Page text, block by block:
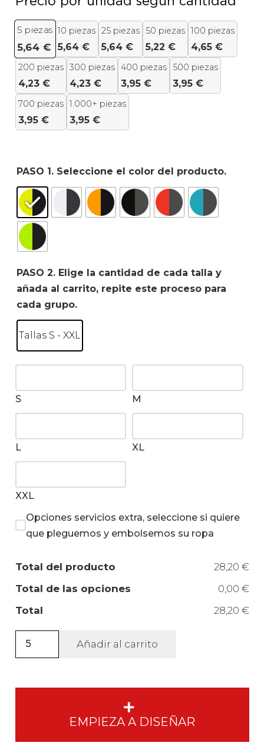
5 piezas
5,64 €
10 piezas
5,64 €
25 piezas
5,64 €
50 piezas
5,22 €
100 piezas
4,65 €
200 piezas
4,23 €
300 piezas
4,23 €
400 piezas
3,95 €
500 piezas
3,95 €
700 piezas
3,95 €
1.000+ piezas
3,95 €
PASO 1. Seleccione el color del producto.
PASO 2. Elige la cantidad de cada talla y
añada al carrito, repite este proceso para
cada grupo.
Tallas S - XXL
S M
L XL
XXL
Opciones servicios extra, seleccione si quiere
que pleguemos y embolsemos su ropa
Total del producto
28,20 €
Total de las opciones
0,00 €
Total
28,20 €
Camiseta
manga
Añadir al carrito
EMPIEZA A DISEÑAR